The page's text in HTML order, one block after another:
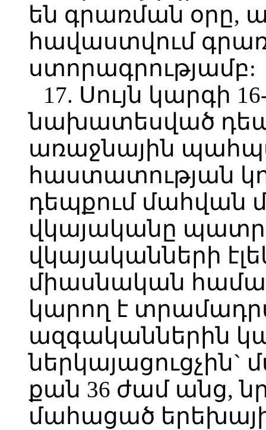
են գրառման օրը,
հավաստվում
ստորագրությամբ:
17. Սույն կարգի
նախատեսված
առաջնային
հաստատության
դեպքում մահվան
վկայականը
վկայականների
միասնական
կարող է
ազգականներին
ներկայացուցչին`
քան 36 ժամ անց,
մահացած